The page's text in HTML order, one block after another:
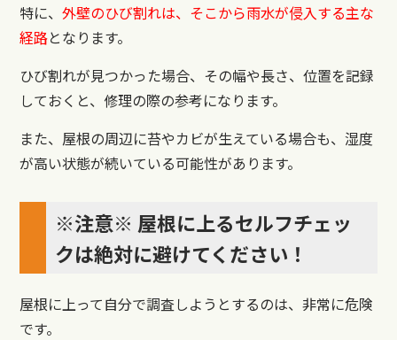
特に、外壁のひび割れは、そこから雨水が侵入する主な
経路となります。
ひび割れが見つかった場合、その幅や長さ、位置を記録
しておくと、修理の際の参考になります。
また、屋根の周辺に苔やカビが生えている場合も、湿度
が高い状態が続いている可能性があります。
※注意※ 屋根に上るセルフチェッ
クは絶対に避けてください！
屋根に上って自分で調査しようとするのは、非常に危険
です。